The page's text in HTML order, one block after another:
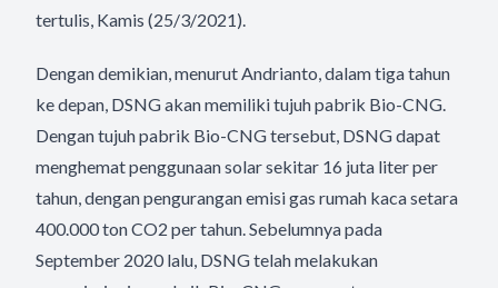
tertulis, Kamis (25/3/2021).
Dengan demikian, menurut Andrianto, dalam tiga tahun
ke depan, DSNG akan memiliki tujuh pabrik Bio-CNG.
Dengan tujuh pabrik Bio-CNG tersebut, DSNG dapat
menghemat penggunaan solar sekitar 16 juta liter per
tahun, dengan pengurangan emisi gas rumah kaca setara
400.000 ton CO2 per tahun. Sebelumnya pada
September 2020 lalu, DSNG telah melakukan